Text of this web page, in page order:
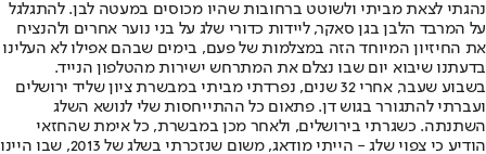
נהגתי לצאת מביתי ולשוטט ברחובות שהיו מכוסים במעטה לבן. להתגלגל
על המרבד הלבן בגן סאקר, ליידות כדורי שלג על בני נוער אחרים ולהנציח
את החיזיון המיוחד הזה במצלמות של פעם, בימים שבהם אפילו לא העלינו
בדעתנו שיבוא יום שבו נצלם את המתרחש ישירות מהטלפון הנייד.
בשבוע שעבר, אחרי 32 שנים, נפרדתי מביתי במבשרת ציון שליד ירושלים
ועברתי להתגורר בגוש דן. פתאום כל ההתייחסות שלי לנושא השלג
השתנתה. כשגרתי בירושלים, ולאחר מכן במבשרת, כל אימת שהחזאי
הודיע כי צפוי שלג - הייתי מודאג, משום שנזכרתי בשלג של 2013, שבו היינו